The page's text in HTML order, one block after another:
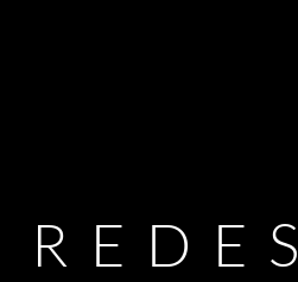
REDES